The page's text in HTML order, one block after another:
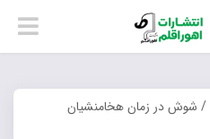
/ شوش در زمان هخامنشیان